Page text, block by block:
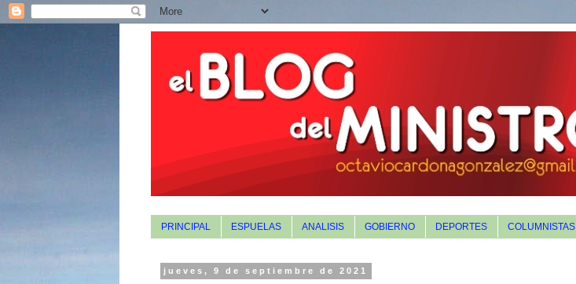
PRINCIPAL ESPUELAS ANALISIS GOBIERNO DEPORTES COLUMNISTAS
jueves, 9 de septiembre de 2021